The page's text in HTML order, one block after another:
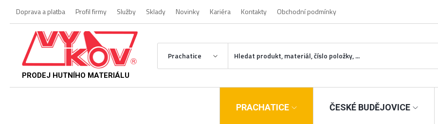
Doprava a platba Profil firmy Služby Sklady Novinky Kariéra Kontakty Obchodní podmínky
PRODEJ HUTNÍHO MATERIÁLU
Prachatice
PRACHATICE ČESKÉ BUDĚJOVICE